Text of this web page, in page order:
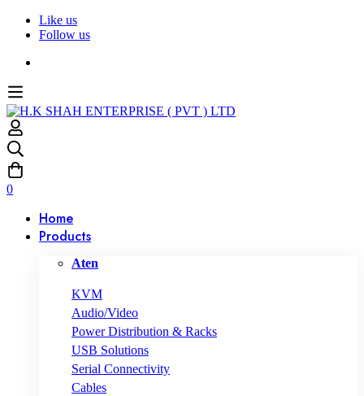
Like us
Follow us
0
Home
Products
Aten
KVM
Audio/Video
Power Distribution & Racks
USB Solutions
Serial Connectivity
Cables